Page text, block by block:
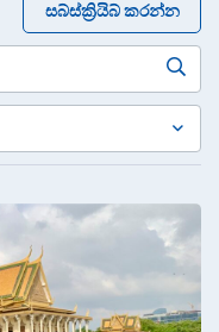
සබ්ස්ක්‍රියිබ් කරන්න